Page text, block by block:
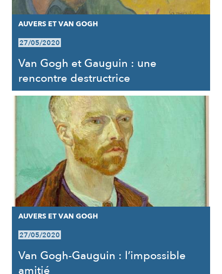
AUVERS ET VAN GOGH
27/05/2020
Van Gogh et Gauguin : une
rencontre destructrice
AUVERS ET VAN GOGH
27/05/2020
Van Gogh-Gauguin : l’impossible
amitié